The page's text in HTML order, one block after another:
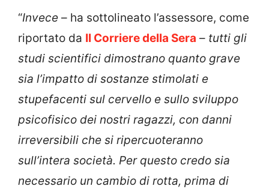
“Invece – ha sottolineato l’assessore, come
riportato da Il Corriere della Sera – tutti gli
studi scientifici dimostrano quanto grave
sia l’impatto di sostanze stimolati e
stupefacenti sul cervello e sullo sviluppo
psicofisico dei nostri ragazzi, con danni
irreversibili che si ripercuoteranno
sull’intera società. Per questo credo sia
necessario un cambio di rotta, prima di